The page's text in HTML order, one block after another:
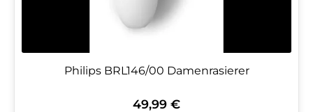
Philips BRL146/00 Damenrasierer
Regulärer Preis:
49,99 €